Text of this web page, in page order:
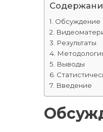
Обсуждение
Результаты
Выводы
Введение